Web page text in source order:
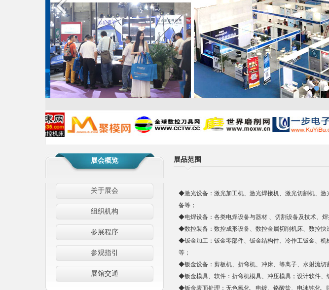
展会概览
关于展会
组织机构
参展程序
参观指引
展馆交通
展品范围
◆激光设备：激光加工机、激光焊接机、激光切割机、
备等；
◆电焊设备：各类电焊设备与器材 、切割设备及技术、焊
◆数控装备：数控成形设备、数控金属切削机床、数控快
◆钣金加工：钣金零部件、钣金结构件、冷作工钣金、
等；
◆钣金设备：剪板机、折弯机、冲床、等离子、水射流切
◆钣金模具、软件：折弯机模具、冲压模具；设计软件、
◆钣金表面处理：无色氧化、电镀、铬酸盐、电泳钝化、